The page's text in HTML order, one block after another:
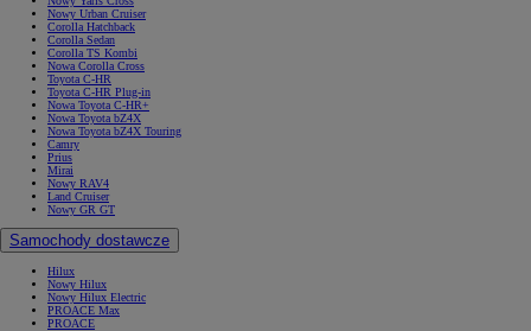
Nowy Urban Cruiser
Corolla Hatchback
Corolla Sedan
Corolla TS Kombi
Nowa Corolla Cross
Toyota C-HR
Toyota C-HR Plug-in
Nowa Toyota C-HR+
Nowa Toyota bZ4X
Nowa Toyota bZ4X Touring
Camry
Prius
Mirai
Nowy RAV4
Land Cruiser
Nowy GR GT
Samochody dostawcze
Hilux
Nowy Hilux
Nowy Hilux Electric
PROACE Max
PROACE